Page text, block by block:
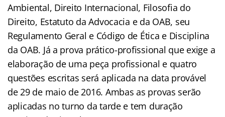
Ambiental, Direito Internacional, Filosofia do
Direito, Estatuto da Advocacia e da OAB, seu
Regulamento Geral e Código de Ética e Disciplina
da OAB. Já a prova prático-profissional que exige a
elaboração de uma peça profissional e quatro
questões escritas será aplicada na data provável
de 29 de maio de 2016. Ambas as provas serão
aplicadas no turno da tarde e tem duração